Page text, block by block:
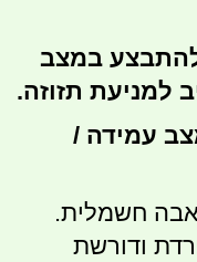
במצב
למניעת תזוזה.
עמידה /
חשמלית.
ודורשת